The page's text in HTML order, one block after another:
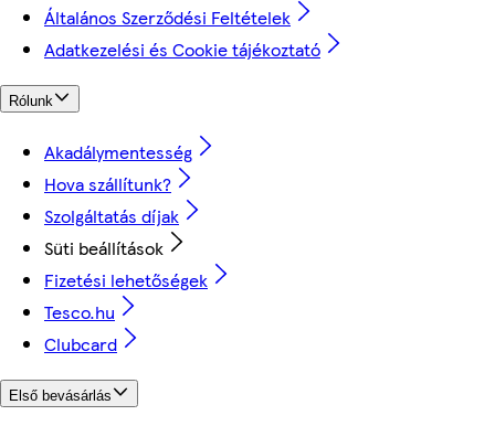
Általános Szerződési Feltételek
Adatkezelési és Cookie tájékoztató
Rólunk
Akadálymentesség
Hova szállítunk?
Szolgáltatás díjak
Süti beállítások
Fizetési lehetőségek
Tesco.hu
Clubcard
Első bevásárlás